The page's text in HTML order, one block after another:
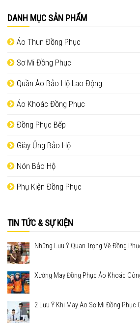
DANH MỤC SẢN PHẨM
Áo Thun Đồng Phục
Sơ Mi Đồng Phục
Quần Áo Bảo Hộ Lao Động
Áo Khoác Đồng Phục
Đồng Phục Bếp
Giày Ủng Bảo Hộ
Nón Bảo Hộ
Phụ Kiện Đồng Phục
TIN TỨC & SỰ KIỆN
Những Lưu Ý Quan Trọng Về Đồng
Xưởng May Đồng Phục Áo Khoác
2 Lưu Ý Khi May Áo Sơ Mi Đồng Phục